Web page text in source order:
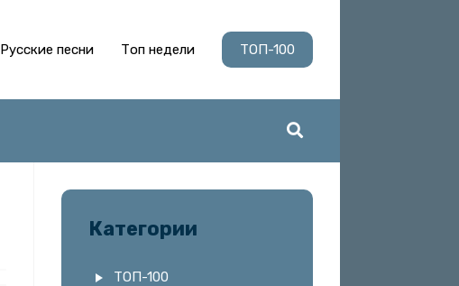
Русские песни Топ недели ТОП-100
Категории
ТОП-100